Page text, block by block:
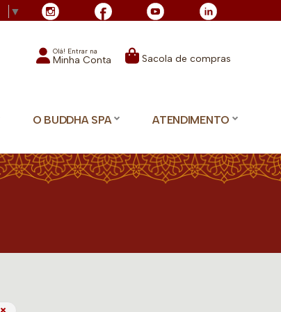
▼
Olá! Entrar na
Minha Conta Sacola de compras
O BUDDHA SPA ATENDIMENTO